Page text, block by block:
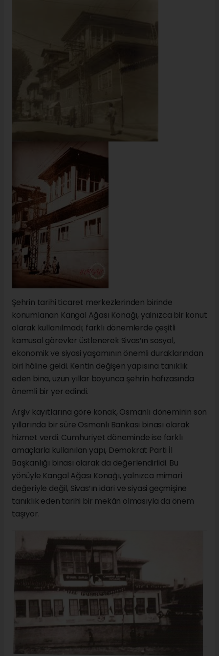
Şehrin tarihi ticaret merkezlerinden birinde
konumlanan Kangal Ağası Konağı, yalnızca bir konut
olarak kullanılmadı; farklı dönemlerde çeşitli
kamusal görevler üstlenerek Sivas’ın sosyal,
ekonomik ve siyasi yaşamının önemli duraklarından
biri hâline geldi. Kentin değişen yapısına tanıklık
eden bina, uzun yıllar boyunca şehrin hafızasında
önemli bir yer edindi.
Arşiv kayıtlarına göre konak, Osmanlı döneminin son
yıllarında bir süre Osmanlı Bankası binası olarak
hizmet verdi. Cumhuriyet döneminde ise farklı
amaçlarla kullanılan yapı, Demokrat Parti İl
Başkanlığı binası olarak da değerlendirildi. Bu
yönüyle Kangal Ağası Konağı, yalnızca mimari
değeriyle değil, Sivas’ın idari ve siyasi geçmişine
tanıklık eden tarihi bir mekân olmasıyla da önem
taşıyor.